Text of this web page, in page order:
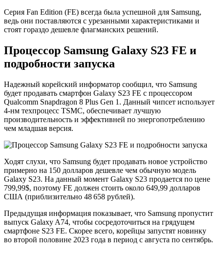
Серия Fan Edition (FE) всегда была успешной для Samsung,
ведь они поставляются с урезанными характеристиками и
стоят гораздо дешевле флагманских решений.
Процессор Samsung Galaxy S23 FE и
подробности запуска
Надежный корейский информатор сообщил, что Samsung
будет продавать смартфон Galaxy S23 FE с процессором
Qualcomm Snapdragon 8 Plus Gen 1. Данный чипсет использует
4-нм техпроцесс TSMC, обеспечивает лучшую
производительность и эффективней по энергопотреблению
чем младшая версия.
Ходят слухи, что Samsung будет продавать новое устройство
примерно на 150 долларов дешевле чем обычную модель
Galaxy S23. На данный момент Galaxy S23 продается по цене
799,99$, поэтому FE должен стоить около 649,99 долларов
США (приблизительно 48 658 рублей).
Предыдущая информация показывает, что Samsung пропустит
выпуск Galaxy A74, чтобы сосредоточиться на грядущем
смартфоне S23 FE. Скорее всего, корейцы запустят новинку
во второй половине 2023 года в период с августа по сентябрь.